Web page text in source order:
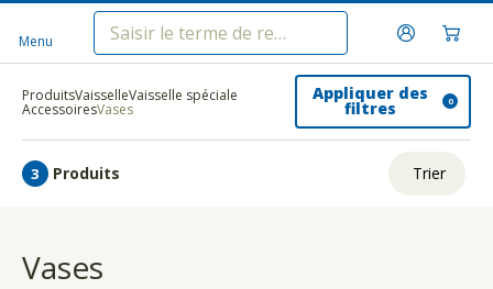
Menu
ProduitsVaisselleVaisselle spéciale
AccessoiresVases
Appliquer des
filtres 0
3 Produits Trier
Vases